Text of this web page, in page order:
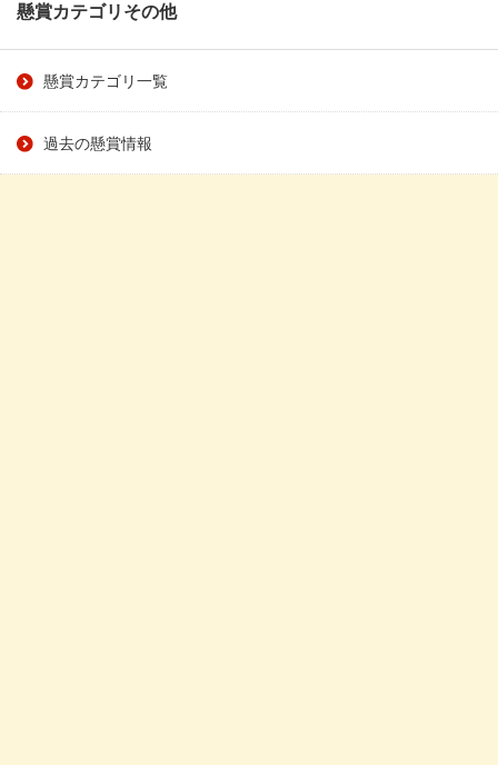
懸賞カテゴリその他
懸賞カテゴリ一覧
過去の懸賞情報